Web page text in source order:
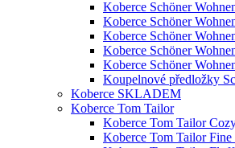
Koberce Schöner
Koberce Schöner
Koberce Schöner
Koberce Schöner
Koberce Schöner
Koupelnové předložky
Koberce SKLADEM
Koberce Tom Tailor
Koberce Tom Tailor
Koberce Tom Tailor Fine